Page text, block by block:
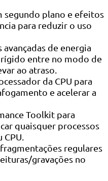
segundo plano e efeitos
para reduzir o uso
de energia
entre no modo de
ao atraso.
da CPU para
e acelerar a
Toolkit para
quaisquer processos
CPU.
regulares
gravações no